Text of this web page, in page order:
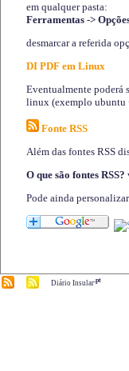
em qualquer pasta:
Ferramentas ->
desmarcar a referida
DI PDF em Linux
Eventualmente poderá
linux (exemplo ubuntu
Fonte RSS
Além das fontes RSS
O que são fontes RSS?
Pode ainda
Diário Insular.pt